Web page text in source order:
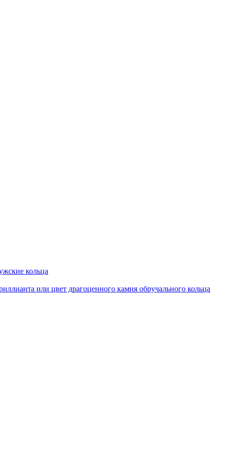
кольца
или цвет драгоценного камня обручального кольца